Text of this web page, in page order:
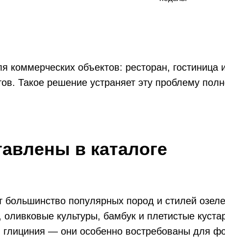
коммерческих объектов: ресторан, гостиница
Такое решение устраняет эту проблему
в каталоге
большинство популярных пород и стилей
культуры, бамбук и плетистые
— они особенно востребованы для